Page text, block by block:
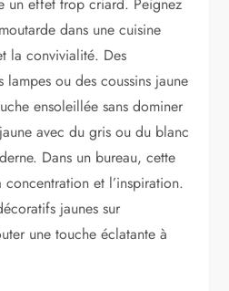
un effet trop criard. Peignez
dans une cuisine
la convivialité. Des
lampes ou des coussins jaune
ensoleillée sans dominer
avec du gris ou du blanc
Dans un bureau, cette
et l’inspiration.
jaunes sur
une touche éclatante à